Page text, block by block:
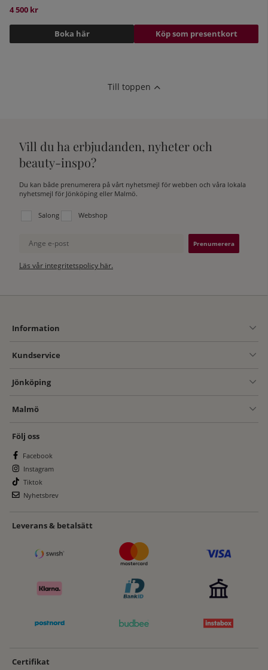
4 500 kr
Boka här Köp som presentkort
Till toppen
Vill du ha erbjudanden, nyheter och
beauty-inspo?
Du kan både prenumerera på vårt nyhetsmejl för webben och våra lokala
nyhetsmejl för Jönköping eller Malmö.
Välj vilken lista du vill prenumerera på:
Salong Webshop
Ange e-post
Läs vår integritetspolicy här.
Information
Kundservice
Jönköping
Malmö
Följ oss
Facebook
Instagram
Tiktok
Nyhetsbrev
Leverans & betalsätt
Certifikat